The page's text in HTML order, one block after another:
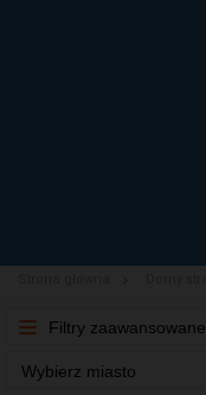
Filtry zaawansowane
Wybierz miasto